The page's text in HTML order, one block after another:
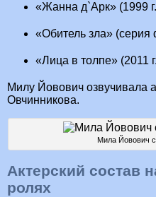
«Жанна д`Арк» (1999
«Обитель зла» (серия
«Лица в толпе» (2011
Милу Йовович озвучивала
Овчинникова.
Мила Йовович
Актерский состав
ролях